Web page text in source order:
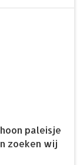
paleisje
zoeken wij